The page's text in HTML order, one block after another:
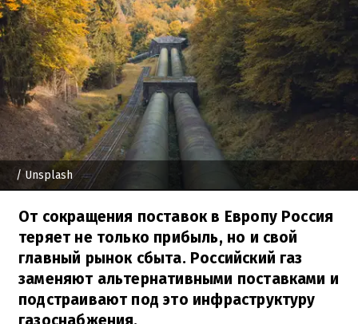
/ Unsplash
От сокращения поставок в Европу Россия
теряет не только прибыль, но и свой
главный рынок сбыта. Российский газ
заменяют альтернативными поставками и
подстраивают под это инфраструктуру
газоснабжения.